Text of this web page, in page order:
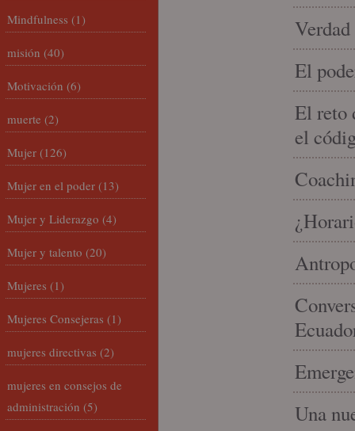
El
El reto
el
Una
Mindfulness (1)
misión (40)
Motivación (6)
muerte (2)
Mujer (126)
Mujer en el poder (13)
Mujer y Liderazgo (4)
Mujer y talento (20)
Mujeres (1)
Mujeres Consejeras (1)
mujeres directivas (2)
mujeres en consejos de
administración (5)